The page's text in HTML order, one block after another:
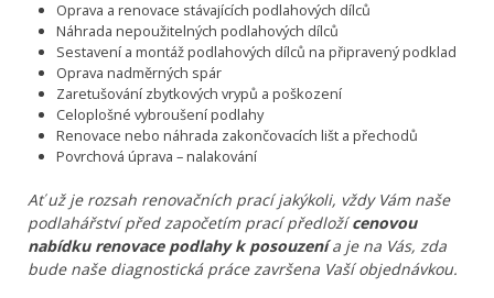
Oprava a renovace stávajících podlahových dílců
Náhrada nepoužitelných podlahových dílců
Sestavení a montáž podlahových dílců na připravený podklad
Oprava nadměrných spár
Zaretušování zbytkových vrypů a poškození
Celoplošné vybroušení podlahy
Renovace nebo náhrada zakončovacích lišt a přechodů
Povrchová úprava – nalakování
Ať už je rozsah renovačních prací jakýkoli, vždy Vám naše
podlahářství před započetím prací předložícenovou
nabídku renovace podlahy k posouzenía je na Vás, zda
bude naše diagnostická práce završena Vaší objednávkou.